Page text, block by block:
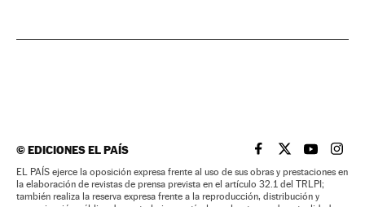
©EDICIONES EL PAÍS EL PAÍS BRASIL EN
EL PAÍSEL PAÍS
EL
EL PAÍS ejerce la oposición expresa frente al uso de sus obras y prestaciones en
la elaboración de revistas de prensa prevista en el artículo 32.1 del TRLPI;
también realiza la reserva expresa frente a la reproducción, distribución y